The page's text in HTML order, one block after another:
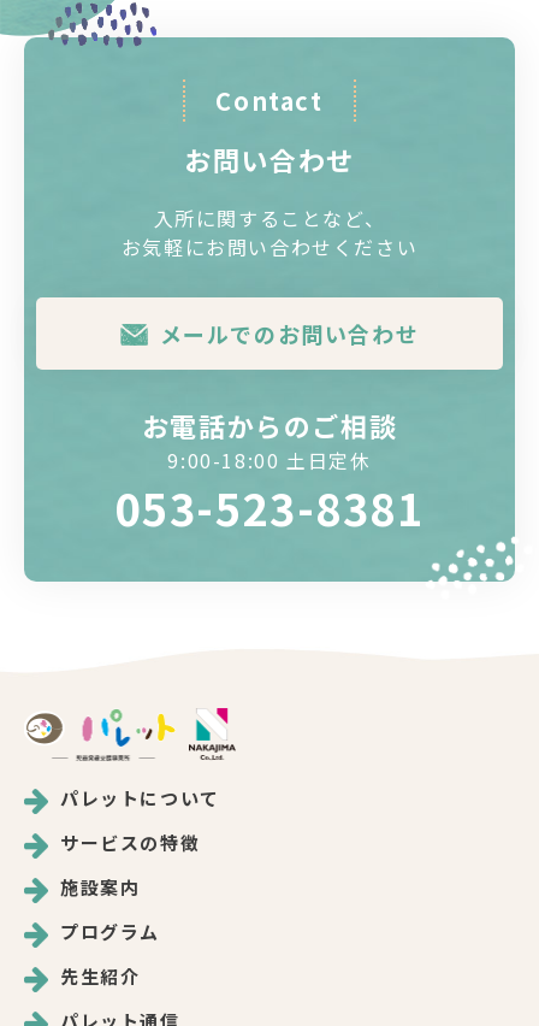
Contact
お問い合わせ
入所に関することなど、
お気軽にお問い合わせください
メールでのお問い合わせ
お電話からのご相談
9:00-18:00 土日定休
053-523-8381
パレットについて
サービスの特徴
施設案内
プログラム
先生紹介
パレット通信